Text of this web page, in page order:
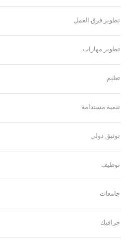
تطوير فرق العمل
تطوير مهارات
تعليم
تنمية مستدامة
توثيق دولي
توظيف
جامعات
جرافيك